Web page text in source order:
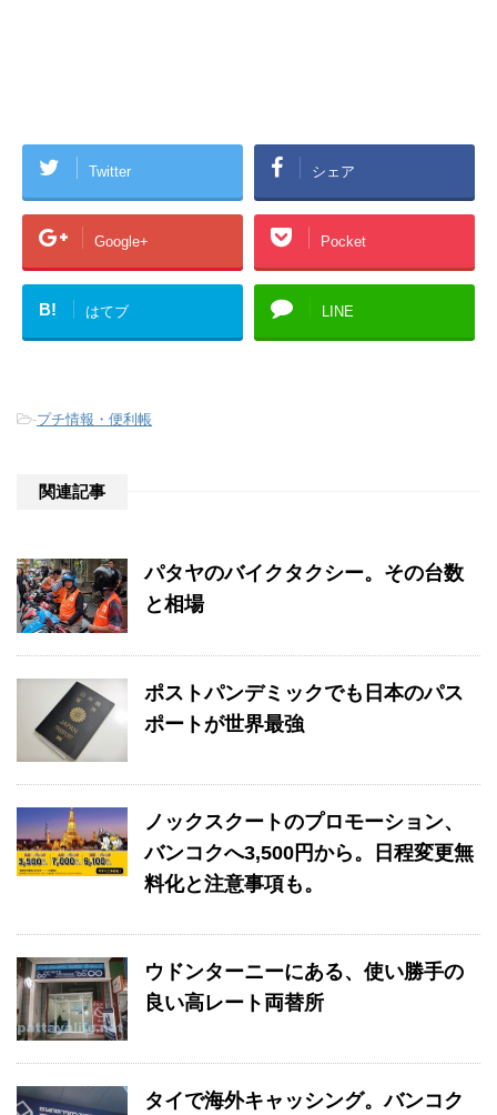
Twitter シェア
Google+ Pocket
B! はてブ LINE
-プチ情報・便利帳
関連記事
パタヤのバイクタクシー。その台数
と相場
ポストパンデミックでも日本のパス
ポートが世界最強
ノックスクートのプロモーション、
バンコクへ3,500円から。日程変更無
料化と注意事項も。
ウドンターニーにある、使い勝手の
良い高レート両替所
タイで海外キャッシング。バンコク